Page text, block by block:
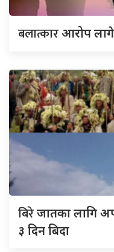
बलात्कारआरोप
बिरेजातका लागि
३ दिन बिदा